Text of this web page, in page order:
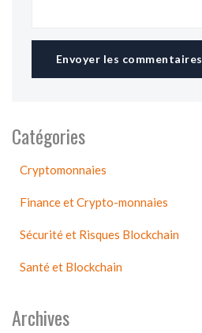
Envoyer les commentaires
Catégories
Cryptomonnaies
Finance et Crypto-monnaies
Sécurité et Risques Blockchain
Santé et Blockchain
Archives